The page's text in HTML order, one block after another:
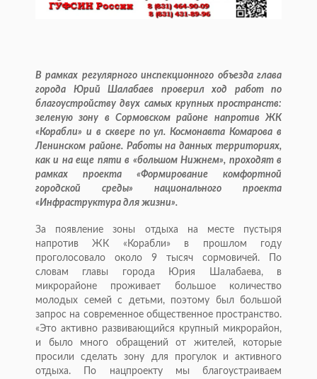
В рамках регулярного инспекционного объезда глава
города Юрий Шалабаев проверил ход работ по
благоустройству двух самых крупных пространств:
зеленую зону в Сормовском районе напротив ЖК
«Корабли» и в сквере по ул. Космонавта Комарова в
Ленинском районе. Работы на данных территориях,
как и на еще пяти в «большом Нижнем», проходят в
рамках проекта «Формирование комфортной
городской среды» национального проекта
«Инфраструктура для жизни».
За появление зоны отдыха на месте пустыря
напротив ЖК «Корабли» в прошлом году
проголосовало около 9 тысяч сормовичей. По
словам главы города Юрия Шалабаева, в
микрорайоне проживает большое количество
молодых семей с детьми, поэтому был большой
запрос на современное общественное пространство.
«Это активно развивающийся крупный микрорайон,
и было много обращений от жителей, которые
просили сделать зону для прогулок и активного
отдыха. По нацпроекту мы благоустраиваем